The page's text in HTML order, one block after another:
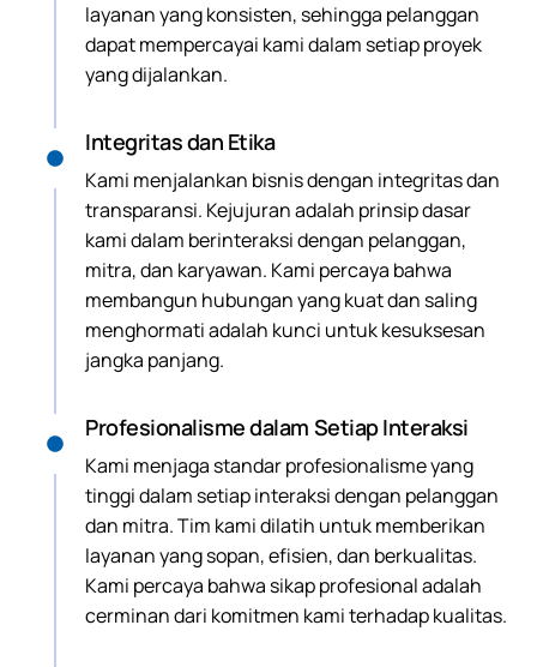
layanan yang konsisten, sehingga pelanggan
dapat mempercayai kami dalam setiap proyek
yang dijalankan.
Integritas dan Etika
Kami menjalankan bisnis dengan integritas dan
transparansi. Kejujuran adalah prinsip dasar
kami dalam berinteraksi dengan pelanggan,
mitra, dan karyawan. Kami percaya bahwa
membangun hubungan yang kuat dan saling
menghormati adalah kunci untuk kesuksesan
jangka panjang.
Profesionalisme dalam Setiap Interaksi
Kami menjaga standar profesionalisme yang
tinggi dalam setiap interaksi dengan pelanggan
dan mitra. Tim kami dilatih untuk memberikan
layanan yang sopan, efisien, dan berkualitas.
Kami percaya bahwa sikap profesional adalah
cerminan dari komitmen kami terhadap kualitas.